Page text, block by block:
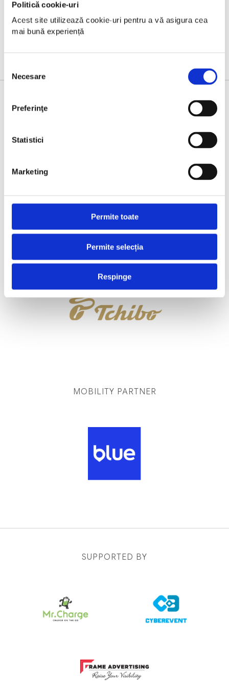
Politică cookie-uri
Acest site utilizează cookie-uri pentru a vă asigura cea
mai bună experiență
consimțământului
Necesare
Preferinţe
Statistici
Marketing
Permite toate
Permite selecția
Respinge
OFFICIAL COFFEE
MOBILITY PARTNER
SUPPORTED BY